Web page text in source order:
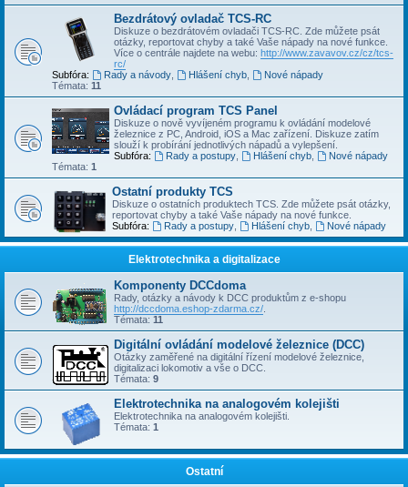
Bezdrátový ovladač TCS-RC
Diskuze o bezdrátovém ovladači TCS-RC. Zde můžete psát
otázky, reportovat chyby a také Vaše nápady na nové funkce.
Více o centrále najdete na webu: http://www.zavavov.cz/cz/tcs-
rc/
Subfóra:
Rady a návody, Hlášení chyb,
Nové nápady
Témata: 11
Ovládací program TCS Panel
Diskuze o nově vyvíjeném programu k ovládání modelové
železnice z PC, Android, iOS a Mac zařízení. Diskuze zatím
slouží k probírání jednotlivých nápadů a vylepšení.
Subfóra:
Rady a postupy, Hlášení chyb,
Nové nápady
Témata: 1
Ostatní produkty TCS
Diskuze o ostatních produktech TCS. Zde můžete psát otázky,
reportovat chyby a také Vaše nápady na nové funkce.
Subfóra:
Rady a postupy, Hlášení chyb, Nové nápady
Elektrotechnika a digitalizace
Komponenty DCCdoma
Rady, otázky a návody k DCC produktům z e-shopu
http://dccdoma.eshop-zdarma.cz/
Témata: 11
Digitální ovládání modelové železnice (DCC)
Otázky zaměřené na digitální řízení modelové železnice,
digitalizaci lokomotiv a vše o DCC.
Témata: 9
Elektrotechnika na analogovém kolejišti
Elektrotechnika na analogovém kolejišti.
Témata: 1
Ostatní